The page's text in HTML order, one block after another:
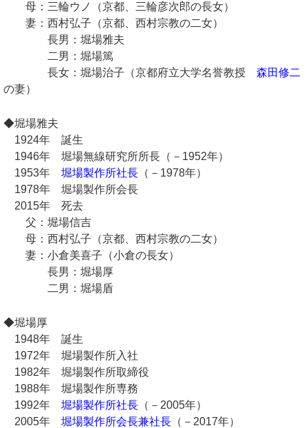
母：三輪ウノ（京都、三輪彦次郎の長女）
妻：西村弘子（京都、西村宗教の二女）
長男：堀場雅夫
二男：堀場篤
長女：堀場治子（京都府立大学名誉教授 森田修二
の妻）
◆堀場雅夫
1924年 誕生
1946年 堀場無線研究所所長（－1952年）
1953年 堀場製作所社長（－1978年）
1978年 堀場製作所会長
2015年 死去
父：堀場信吉
母：西村弘子（京都、西村宗教の二女）
妻：小倉美喜子（小倉の長女）
長男：堀場厚
二男：堀場盾
◆堀場厚
1948年 誕生
1972年 堀場製作所入社
1982年 堀場製作所取締役
1988年 堀場製作所専務
1992年 堀場製作所社長（－2005年）
2005年 堀場製作所会長兼社長（－2017年）